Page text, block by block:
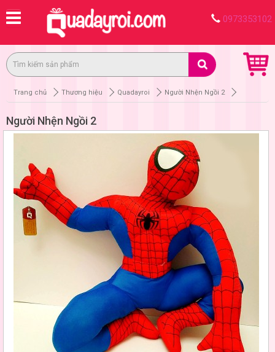
0973353102
Trang chủ Thương hiệu Quadayroi Người Nhện Ngồi 2
Người Nhện Ngồi 2